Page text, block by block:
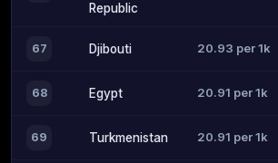
Republic
67 Djibouti 20.93 per 1k
68 Egypt 20.91 per 1k
69 Turkmenistan 20.91 per 1k